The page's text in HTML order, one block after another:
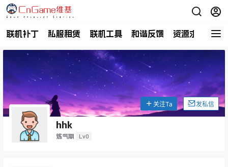
联机补丁 私服租赁 联机工具 和谐反馈 资源求助 商
hhk
炼气期 Lv0
关注Ta 发私信